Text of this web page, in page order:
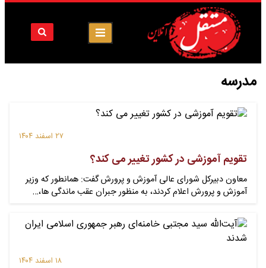
مدرسه
۲۷ اسفند ۱۴۰۴
تقویم آموزشی در کشور تغییر می کند؟
معاون دبیرکل شورای عالی آموزش و پرورش گفت: همانطور که وزیر
آموزش و پرورش اعلام کردند، به منظور جبران عقب ماندگی ها،…
۱۸ اسفند ۱۴۰۴